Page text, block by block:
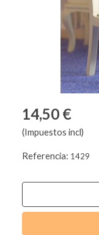
14,50 €
(Impuestos incl)
Referencia: 1429